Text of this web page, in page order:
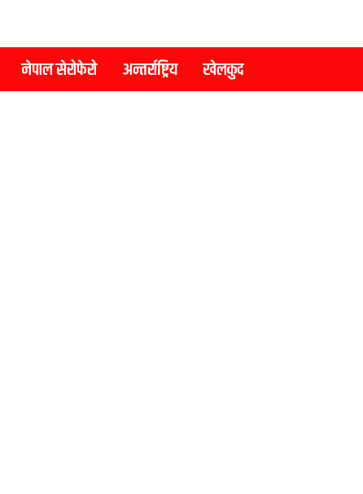
नेपाल सेरोफेरो अन्तर्राष्ट्रिय खेलकुद